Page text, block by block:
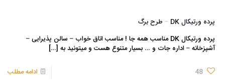
پرده ورتیکال DK – طرح برگ
پرده ورتیکال DK مناسب همه جا ! مناسب اتاق خواب – سالن پذیرایی –
آشپزخانه – اداره جات و … بسیار متنوع هست و میتونید به […]
48 ادامه مطلب